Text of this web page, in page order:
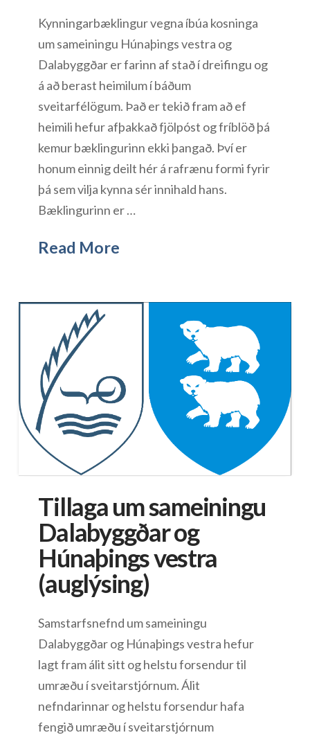
Kynningarbæklingur vegna íbúa kosninga
um sameiningu Húnaþings vestra og
Dalabyggðar er farinn af stað í dreifingu og
á að berast heimilum í báðum
sveitarfélögum. Það er tekið fram að ef
heimili hefur afþakkað fjölpóst og fríblöð þá
kemur bæklingurinn ekki þangað. Því er
honum einnig deilt hér á rafrænu formi fyrir
þá sem vilja kynna sér innihald hans.
Bæklingurinn er …
Read More
Tillaga um sameiningu
Dalabyggðar og
Húnaþings vestra
(auglýsing)
Samstarfsnefnd um sameiningu
Dalabyggðar og Húnaþings vestra hefur
lagt fram álit sitt og helstu forsendur til
umræðu í sveitarstjórnum. Álit
nefndarinnar og helstu forsendur hafa
fengið umræðu í sveitarstjórnum